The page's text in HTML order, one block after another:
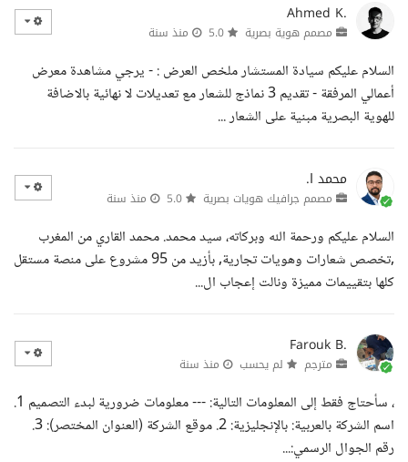
Ahmed K.
مصمم هوية بصرية منذ سنة
السلام عليكم سيادة المستشار ملخص العرض : - يرجي مشاهدة معرض
أعمالي المرفقة - تقديم 3 نماذج للشعار مع تعديلات لا نهائية بالاضافة
للهوية البصرية مبنية على الشعار ...
محمد ا.
مصمم جرافيك هويات بصرية منذ سنة
السلام عليكم ورحمة الله وبركاته، سيد محمد. محمد القاري من المغرب
,تخصص شعارات وهويات تجارية, بأزيد من 95 مشروع على منصة مستقل
كلها بتقييمات مميزة ونالت إعجاب ال...
Farouk B.
مترجم لم يحسب منذ سنة
، سأحتاج فقط إلى المعلومات التالية: --- معلومات ضرورية لبدء التصميم 1.
اسم الشركة بالعربية: بالإنجليزية: 2. موقع الشركة (العنوان المختصر): 3.
رقم الجوال الرسمي:...